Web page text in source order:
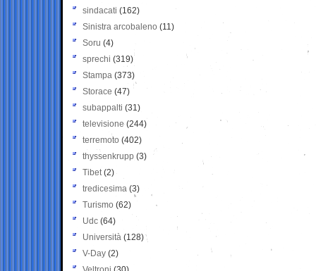
sindacati (162)
Sinistra arcobaleno (11)
Soru (4)
sprechi (319)
Stampa (373)
Storace (47)
subappalti (31)
televisione(244)
terremoto (402)
thyssenkrupp (3)
Tibet(2)
tredicesima (3)
Turismo (62)
Udc (64)
Università (128)
V-Day (2)